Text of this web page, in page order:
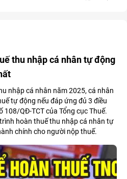
thu nhập cá nhân tự động
nhập cá nhân năm 2025, cá nhân
tự động nếu đáp ứng đủ 3 điều
108/QĐ-TCT của Tổng cục Thuế.
hoàn thuế thu nhập cá nhân tự
chính cho người nộp thuế.